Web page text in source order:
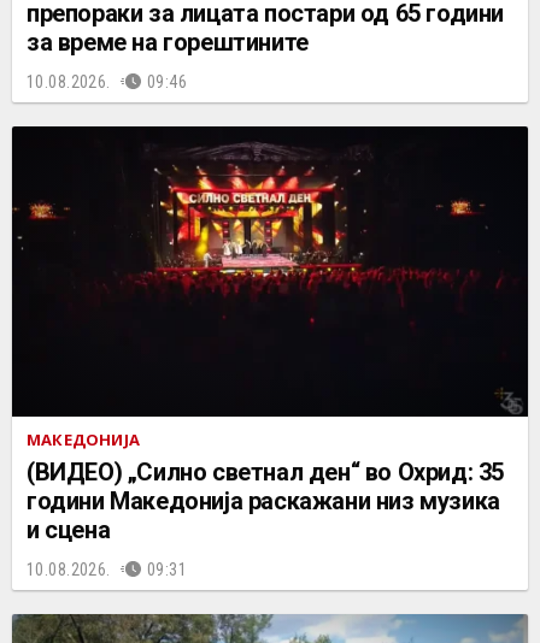
препораки за лицата постари од 65 години
за време на горештините
10.08.2026. 09:46
МАКЕДОНИЈА
(ВИДЕО) „Силно светнал ден“ во Охрид: 35
години Македонија раскажани низ музика
и сцена
10.08.2026. 09:31